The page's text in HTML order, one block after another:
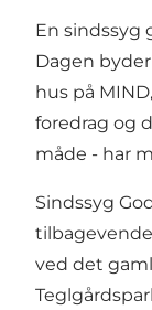
En sindssyg
Dagen
hus på MIND
foredrag og
måde - har
Sindssyg
ved det